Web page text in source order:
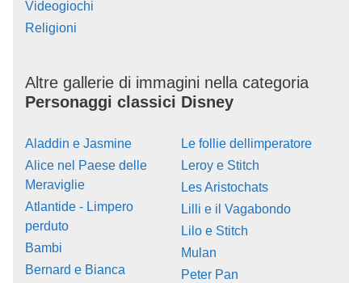
Videogiochi
Religioni
Altre gallerie di immagini nella categoria
Personaggi classici Disney
Aladdin e Jasmine
Alice nel Paese delle
Meraviglie
Atlantide - Limpero
perduto
Bambi
Bernard e Bianca
Le follie dellimperatore
Leroy e Stitch
Les Aristochats
Lilli e il Vagabondo
Lilo e Stitch
Mulan
Peter Pan